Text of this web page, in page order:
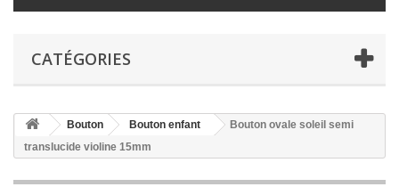
CATÉGORIES
Bouton Bouton enfant
Bouton ovale soleil semi
translucide violine 15mm